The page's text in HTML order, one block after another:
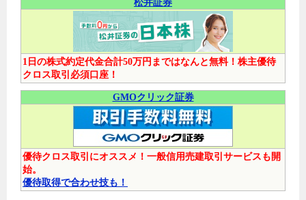
松井証券
1日の株式約定代金合計50万円まではなんと無料！株主優待
クロス取引必須口座！
GMOクリック証券
優待クロス取引にオススメ！一般信用売建取引サービスも開
始。
優待取得で合わせ技も！